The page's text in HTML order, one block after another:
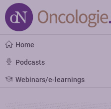
Home
Podcasts
Webinars/e-learnings